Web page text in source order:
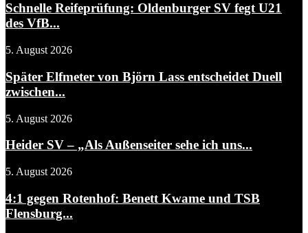
Schnelle Reifeprüfung: Oldenburger SV fegt U21
des VfB...
5. August 2026
Später Elfmeter von Björn Lass entscheidet Duell
zwischen...
5. August 2026
Heider SV – „Als Außenseiter sehe ich uns...
5. August 2026
4:1 gegen Rotenhof: Benett Kwame und TSB
Flensburg...